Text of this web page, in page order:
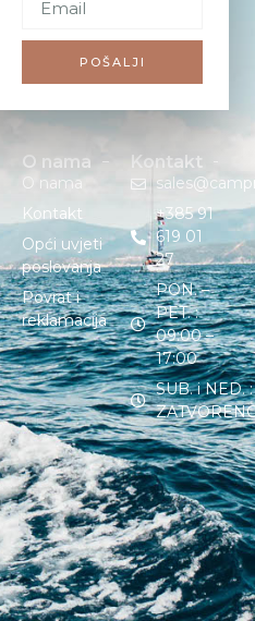
POŠALJI
O nama
O nama
Kontakt
Opći uvjeti
poslovanja
Povrat i
reklamacija
Kontakt
+385 91
619 01
27
PON. –
PET. :
09:00 –
17:00
SUB. i NED. :